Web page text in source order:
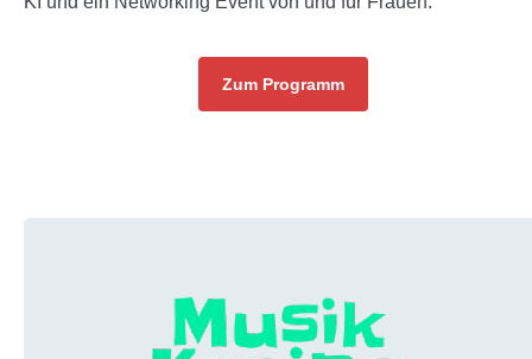
Zum Programm